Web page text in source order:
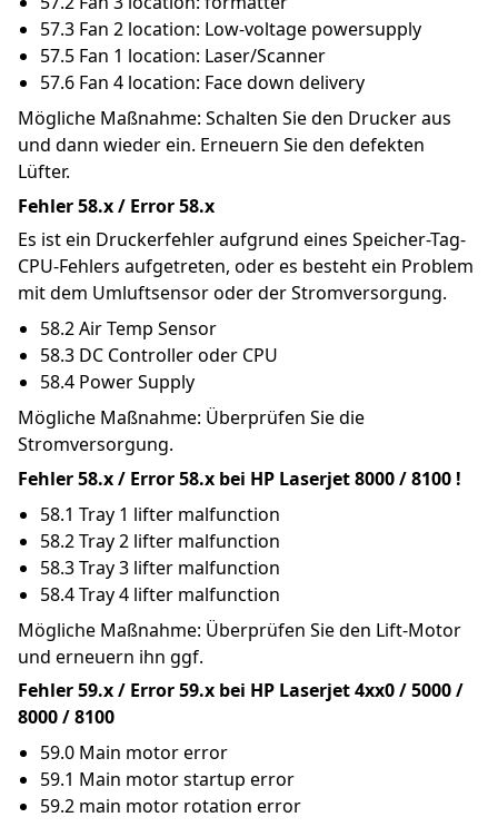
57.3 Fan 2 location: Low-voltage powersupply
57.5 Fan 1 location: Laser/Scanner
57.6 Fan 4 location: Face down delivery
Mögliche Maßnahme: Schalten Sie den Drucker aus
und dann wieder ein. Erneuern Sie den defekten
Lüfter.
Fehler 58.x / Error 58.x
Es ist ein Druckerfehler aufgrund eines Speicher-Tag-
CPU-Fehlers aufgetreten, oder es besteht ein Problem
mit dem Umluftsensor oder der Stromversorgung.
58.2 Air Temp Sensor
58.3 DC Controller oder CPU
58.4 Power Supply
Mögliche Maßnahme: Überprüfen Sie die
Stromversorgung.
Fehler 58.x / Error 58.x bei HP Laserjet 8000 / 8100 !
58.1 Tray 1 lifter malfunction
58.2 Tray 2 lifter malfunction
58.3 Tray 3 lifter malfunction
58.4 Tray 4 lifter malfunction
Mögliche Maßnahme: Überprüfen Sie den Lift-Motor
und erneuern ihn ggf.
Fehler 59.x / Error 59.x bei HP Laserjet 4xx0 / 5000 /
8000 / 8100
59.0 Main motor error
59.1 Main motor startup error
59.2 main motor rotation error